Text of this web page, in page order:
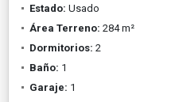
Estado: Usado
Área Terreno: 284 m²
Dormitorios: 2
Baño: 1
Garaje: 1